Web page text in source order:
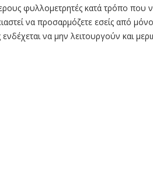
φυλλομετρητές κατά τρόπο
να προσαρμόζετε εσείς από
να μην λειτουργούν και